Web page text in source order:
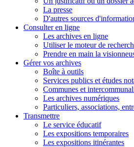
La presse
D'autres sources
Consulter en ligne
Les archives en ligne
Utiliser le moteur de
Prendre en main la
Gérer vos archives
Boîte à outils
Services publics et études
Communes et
Les archives numériques
Particuliers, associations,
Transmettre
Le service éducatif
Les expositions temporaires
Les expositions itinérantes